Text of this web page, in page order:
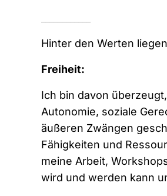
Hinter den Werten liegen
Freiheit:
Ich bin davon
Autonomie, soziale
äußeren Zwängen
Fähigkeiten und
meine Arbeit,
wird und werden kann